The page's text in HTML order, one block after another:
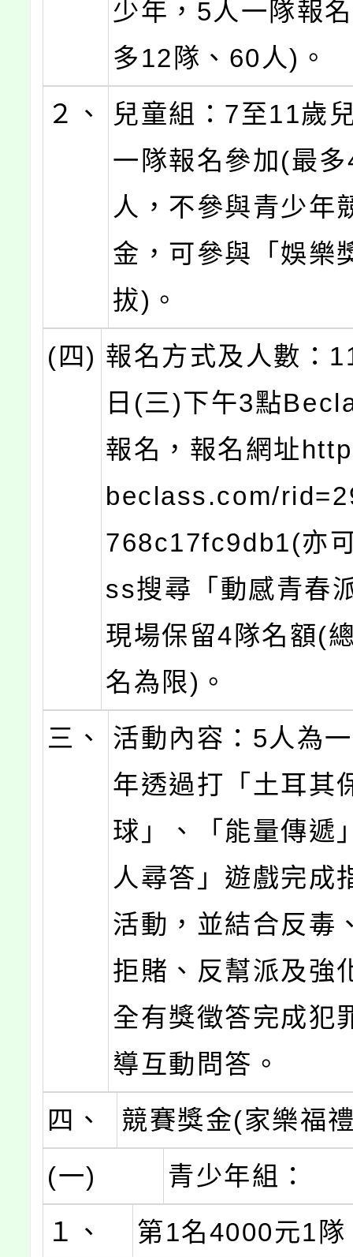
少年，5人一隊報
多12隊、60人)。
２、
兒童組：7至11歲
一隊報名參加(最
人，不參與青少年
金，可參與「娛樂
拔)。
(四) 報名方式及人數：
日(三)下午3點
報名，報名網址
beclass.com/
768c17fc9db1(亦
ss搜尋「動感青春
現場保留4隊名額(
名為限)。
三、
活動內容：5人為
年透過打「土耳其
球」、「能量傳遞
人尋答」遊戲完成
活動，並結合反毒
拒賭、反幫派及強
全有獎徵答完成犯
導互動問答。
四、
競賽獎金(家樂福
(一)
青少年組：
１、
第1名4000元1隊